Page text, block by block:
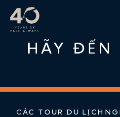
Bỏ qua nội dung chính
HÃY ĐẾN
CÁC TOUR DU LỊCH